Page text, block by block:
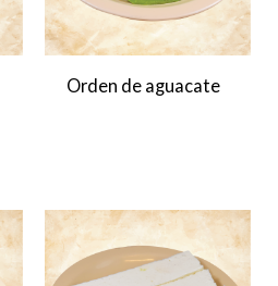
Orden de aguacate